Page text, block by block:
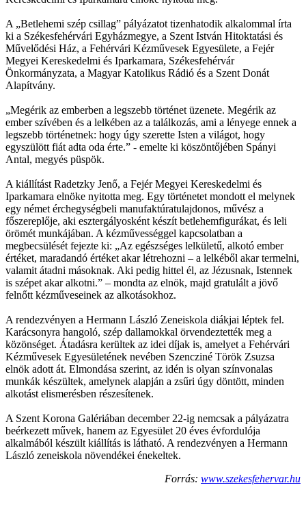
A „Betlehemi szép csillag” pályázatot tizenhatodik alkalommal írta
ki a Székesfehérvári Egyházmegye, a Szent István Hitoktatási és
Művelődési Ház, a Fehérvári Kézművesek Egyesülete, a Fejér
Megyei Kereskedelmi és Iparkamara, Székesfehérvár
Önkormányzata, a Magyar Katolikus Rádió és a Szent Donát
Alapítvány.
„Megérik az emberben a legszebb történet üzenete. Megérik az
ember szívében és a lelkében az a találkozás, ami a lényege ennek a
legszebb történetnek: hogy úgy szerette Isten a világot, hogy
egyszülött fiát adta oda érte.” - emelte ki köszöntőjében Spányi
Antal, megyés püspök.
A kiállítást Radetzky Jenő, a Fejér Megyei Kereskedelmi és
Iparkamara elnöke nyitotta meg. Egy történetet mondott el melynek
egy német érchegységbeli manufaktúratulajdonos, művész a
főszereplője, aki esztergályosként készít betlehemfigurákat, és leli
örömét munkájában. A kézművességgel kapcsolatban a
megbecsülését fejezte ki: „Az egészséges lelkületű, alkotó ember
értéket, maradandó értéket akar létrehozni – a lelkéből akar termelni,
valamit átadni másoknak. Aki pedig hittel él, az Jézusnak, Istennek
is szépet akar alkotni.” – mondta az elnök, majd gratulált a jövő
felnőtt kézműveseinek az alkotásokhoz.
A rendezvényen a Hermann László Zeneiskola diákjai léptek fel.
Karácsonyra hangoló, szép dallamokkal örvendeztették meg a
közönséget. Átadásra kerültek az idei díjak is, amelyet a Fehérvári
Kézművesek Egyesületének nevében Szencziné Török Zsuzsa
elnök adott át. Elmondása szerint, az idén is olyan színvonalas
munkák készültek, amelynek alapján a zsűri úgy döntött, minden
alkotást elismerésben részesítenek.
A Szent Korona Galériában december 22-ig nemcsak a pályázatra
beérkezett művek, hanem az Egyesület 20 éves évfordulója
alkalmából készült kiállítás is látható. A rendezvényen a Hermann
László zeneiskola növendékei énekeltek.
Forrás: www.szekesfehervar.hu